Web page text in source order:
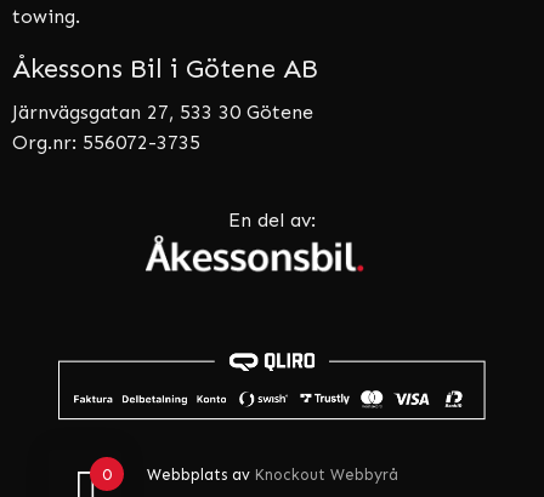
towing.
Åkessons Bil i Götene AB
Järnvägsgatan 27, 533 30 Götene
Org.nr: 556072-3735
En del av:
Webbplats av Knockout Webbyrå
0